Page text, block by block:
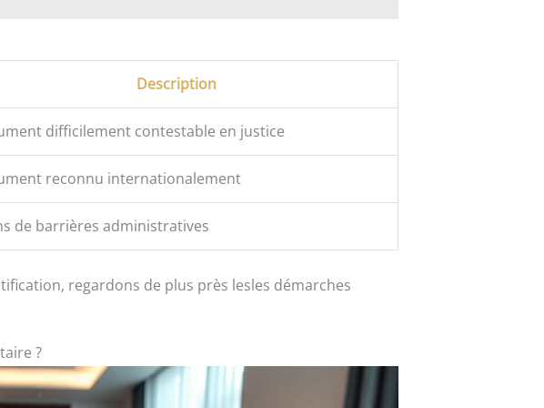
Description
difficilement contestable en justice
reconnu internationalement
de barrières administratives
regardons de plus près lesles démarches
?